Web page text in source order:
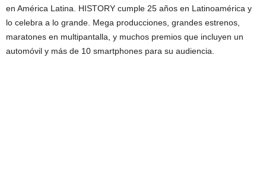
en América Latina. HISTORY cumple 25 años en Latinoamérica y
lo celebra a lo grande. Mega producciones, grandes estrenos,
maratones en multipantalla, y muchos premios que incluyen un
automóvil y más de 10 smartphones para su audiencia.